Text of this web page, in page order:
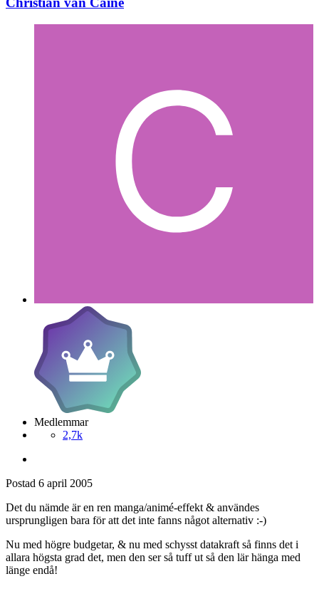
Medlemmar
2,7k
Postad 6 april 2005
Det du nämde är en ren manga/animé-effekt & användes
ursprungligen bara för att det inte fanns något alternativ :-)
Nu med högre budgetar, & nu med schysst datakraft så finns det i
allara högsta grad det, men den ser så tuff ut så den lär hänga med
länge endå!